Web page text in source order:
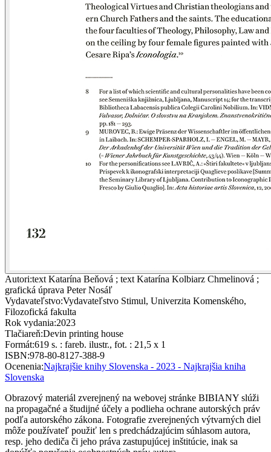
Autori:text Katarína Beňová ; text Katarína Kolbiarz Chmelinová ;
grafická úprava Peter Nosáľ
Vydavateľstvo:Vydavateľstvo Stimul, Univerzita Komenského,
Filozofická fakulta
Rok vydania:2023
Tlačiareň:Devin printing house
Formát:619 s. : fareb. ilustr., fot. : 21,5 x 1
ISBN:978-80-8127-388-9
Ocenenia:Najkrajšie knihy Slovenska - 2023 - Najkrajšia kniha
Slovenska
Obrazový materiál zverejnený na webovej stránke BIBIANY slúži
na propagačné a študijné účely a podlieha ochrane autorských práv
podľa autorského zákona. Fotografie zverejnených výtvarných diel
môže používateľ použiť len s predchádzajúcim súhlasom autora,
resp. jeho dediča či jeho práva zastupujúcej inštitúcie, inak sa